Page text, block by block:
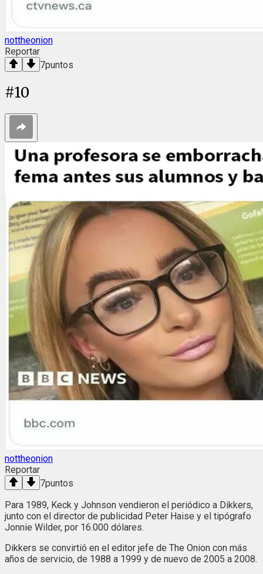
nottheonion
Reportar
7puntos
#10
nottheonion
Reportar
7puntos
Para 1989, Keck y Johnson vendieron el periódico a Dikkers,
junto con el director de publicidad Peter Haise y el tipógrafo
Jonnie Wilder, por 16.000 dólares.
Dikkers se convirtió en el editor jefe de The Onion con más
años de servicio, de 1988 a 1999 y de nuevo de 2005 a 2008.